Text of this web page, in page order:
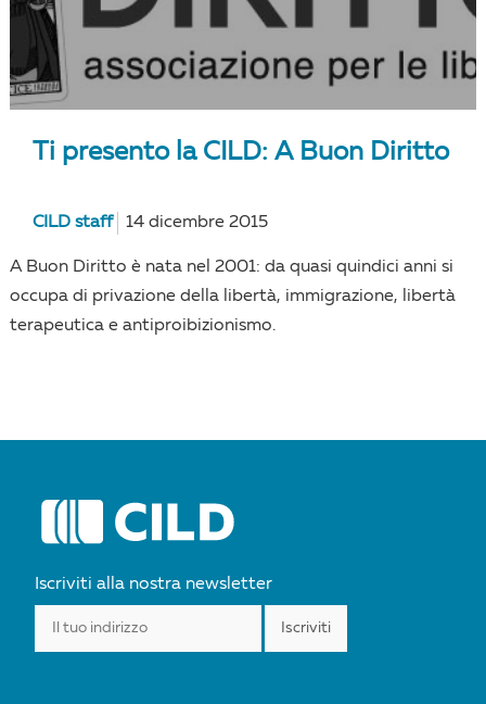
Ti presento la CILD: A Buon Diritto
CILD staff 14 dicembre 2015
A Buon Diritto è nata nel 2001: da quasi quindici anni si
occupa di privazione della libertà, immigrazione, libertà
terapeutica e antiproibizionismo.
Iscriviti alla nostra newsletter